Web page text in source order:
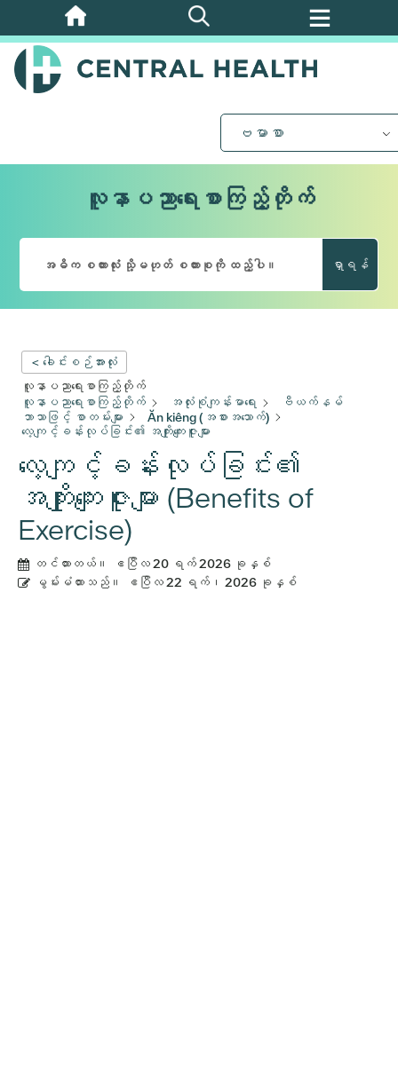
အဓိက
အကြောင်းအရာ
သို့
ဗမာစာ
လူနာပညာရေးစာကြည့်တိုက်
ရှာရန်
< ခေါင်းစဉ်အားလုံး
လူနာပညာရေးစာကြည့်တိုက်
လူနာပညာရေးစာကြည့်တိုက်
အလုံးစုံကျန်းမာရေး
ဗီယက်နမ်
ဘာသာဖြင့် စာတမ်းများ
Ăn kiêng (အစားအသောက်)
လေ့ကျင့်ခန်းလုပ်ခြင်း၏ အကျိုးကျေးဇူးများ
လေ့ကျင့်ခန်းလုပ်ခြင်း၏
အကျိုးကျေးဇူးများ (Benefits of
Exercise)
တင်ထားတယ်။
ဧပြီလ 20 ရက် 2026 ခုနှစ်
မွမ်းမံထားသည်။
ဧပြီလ 22 ရက်၊ 2026 ခုနှစ်